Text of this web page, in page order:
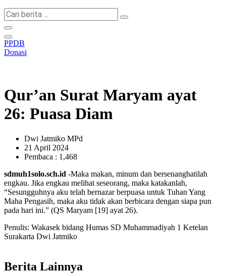
Cari
berita
...
PPDB
Donasi
Qur’an Surat Maryam ayat
26: Puasa Diam
Dwi Jatmiko MPd
21 April 2024
Pembaca : 1,468
sdmuh1solo.sch.id -Maka makan, minum dan bersenanghatilah
engkau. Jika engkau melihat seseorang, maka katakanlah,
“Sesungguhnya aku telah bernazar berpuasa untuk Tuhan Yang
Maha Pengasih, maka aku tidak akan berbicara dengan siapa pun
pada hari ini.” (QS Maryam [19] ayat 26).
Penulis: Wakasek bidang Humas SD Muhammadiyah 1 Ketelan
Surakarta Dwi Jatmiko
Berita Lainnya